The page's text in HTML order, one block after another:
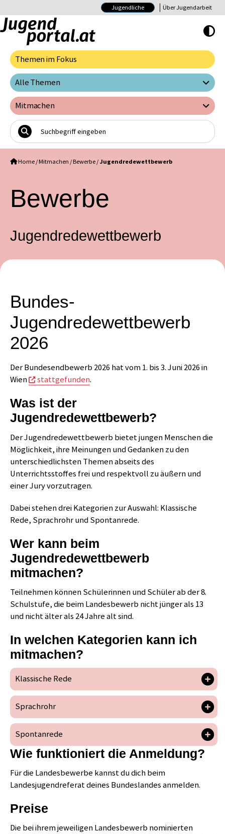
Jugendliche Über Jugendarbeit
Hoher Kontrast
Themen im Fokus
Alle Themen
Mitmachen
Home /Mitmachen /Bewerbe /Jugendredewettbewerb
Bewerbe
Jugendredewettbewerb
Bundes-
Jugendredewettbewerb
2026
Der Bundesendbewerb 2026 hat vom 1. bis 3. Juni 2026 in
Wien
stattgefunden.
Was ist der
Jugendredewettbewerb?
Der Jugendredewettbewerb bietet jungen Menschen die
Möglichkeit, ihre Meinungen und Gedanken zu den
unterschiedlichsten Themen abseits des
Unterrichtsstoffes frei und respektvoll zu äußern und
einer Jury vorzutragen.
Dabei stehen drei Kategorien zur Auswahl: Klassische
Rede, Sprachrohr und Spontanrede.
Wer kann beim
Jugendredewettbewerb
mitmachen?
Teilnehmen können Schülerinnen und Schüler ab der 8.
Schulstufe, die beim Landesbewerb nicht jünger als 13
und nicht älter als 24 Jahre alt sind.
In welchen Kategorien kann ich
mitmachen?
Klassische Rede
Sprachrohr
Spontanrede
Wie funktioniert die Anmeldung?
Für die Landesbewerbe kannst du dich beim
Landesjugendreferat deines Bundeslandes anmelden.
Preise
Die bei ihrem jeweiligen Landesbewerb nominierten